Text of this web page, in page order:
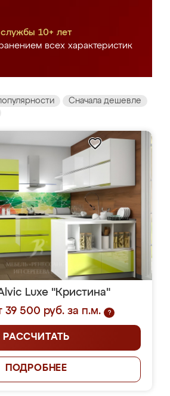
10+ лет
всех характеристик
Сначала дешевле
Luxe "Кристина"
39 500 руб. за п.м.
?
РАССЧИТАТЬ
ПОДРОБНЕЕ